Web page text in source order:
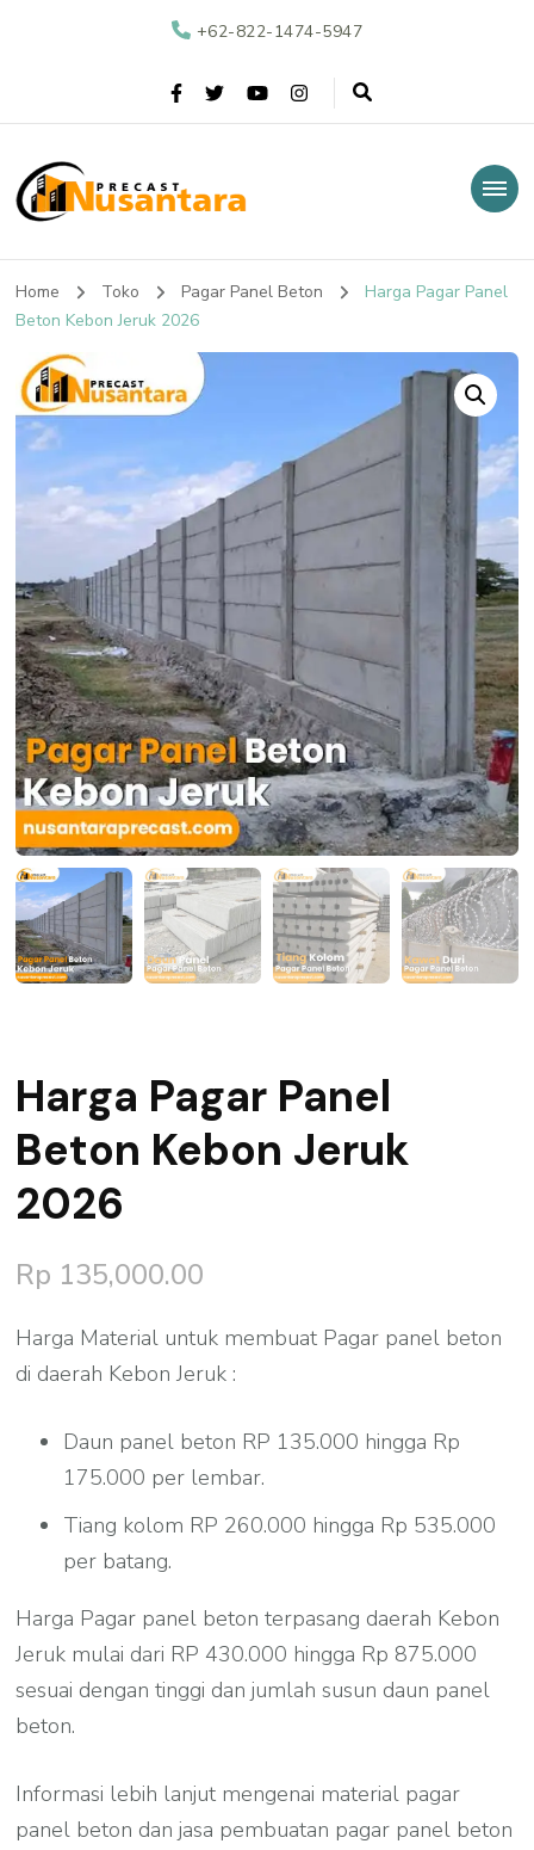
+62-822-1474-5947
Nusantara Precast
Home Toko Pagar Panel Beton
Harga Pagar Panel
Beton Kebon Jeruk 2026
Harga Pagar Panel
Beton Kebon Jeruk
2026
Rp 135,000.00
Harga Material untuk membuat Pagar panel beton
di daerah Kebon Jeruk :
Daun panel beton RP 135.000 hingga Rp
175.000 per lembar.
Tiang kolom RP 260.000 hingga Rp 535.000
per batang.
Harga Pagar panel beton terpasang daerah Kebon
Jeruk mulai dari RP 430.000 hingga Rp 875.000
sesuai dengan tinggi dan jumlah susun daun panel
beton.
Informasi lebih lanjut mengenai material pagar
panel beton dan jasa pembuatan pagar panel beton